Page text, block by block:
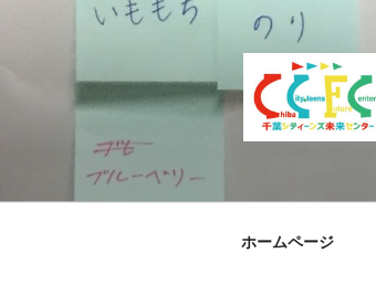
キ
ホームページ